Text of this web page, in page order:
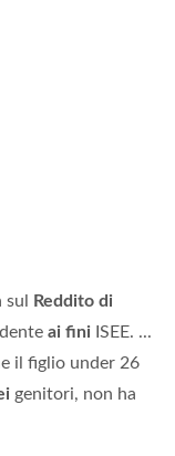
Reddito di
ai fini ISEE. ...
il figlio under 26
genitori, non ha